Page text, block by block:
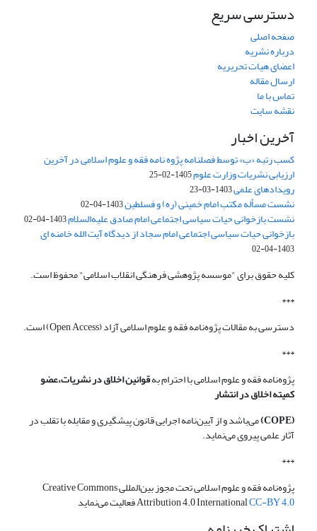
دسترسی سریع
صفحه اصلی
درباره نشریه
اعضای هیات تحریریه
ارسال مقاله
تماس با ما
نقشه سایت
آخرین اخبار
کسب رتبه «ب» توسط فصلنامه پژوه نامه فقه و علوم اسلامی در آخرین
ارزیابی نشریات وزارت علوم1405-02-25
رویدادهای علمی1403-03-23
نشست مسأله مکتب امام خمینی (ره) و فسلطین1403-04-02
نشست بازخوانی حیات سیاسی اجتماعی امام صادق علیه‌السلام1403-04-02
بازخوانی حیات سیاسی اجتماعی امام سجاد از دیدگاه آیت الله خامنه ای
1403-04-02
کلیه حقوق برای "موسسه پژوهشی فرهنگی انقلاب اسلامی" محفوظ است.
***
دسترسی به مقالات پژوه‌نامه فقه و علوم اسلامی آزاد (Open Access) است.
***
پژوه‌نامه فقه و علوم اسلامی با احترام بهقوانین اخلاق در نشریات،عضو
کمیته اخلاق در انتشار
(COPE)
می‌باشد و از آیین‌نامه اجرایی قانون پیشگیری و مقابله با تقلب در
آثار علمی پیروی می‌نماید.
***
پژوه‌نامه فقه و علوم اسلامی تحت مجوز بین‌المللی Creative Commons
Attribution 4.0 InternationalCC-BY 4.0 فعالیت می‌نماید